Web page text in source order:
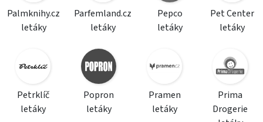
Palmknihy.cz
letáky
Parfemland.cz
letáky
Pepco
letáky
Pet Center
letáky
Petrklíč
letáky
Popron
letáky
Pramen
letáky
Prima
Drogerie